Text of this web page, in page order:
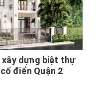
xây dựng biệt thự
điển Quận 2